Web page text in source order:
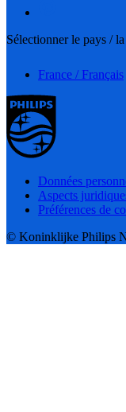
Sélectionner le pays /
France / Français
Données
Aspects
Préférences de
© Koninklijke Philips